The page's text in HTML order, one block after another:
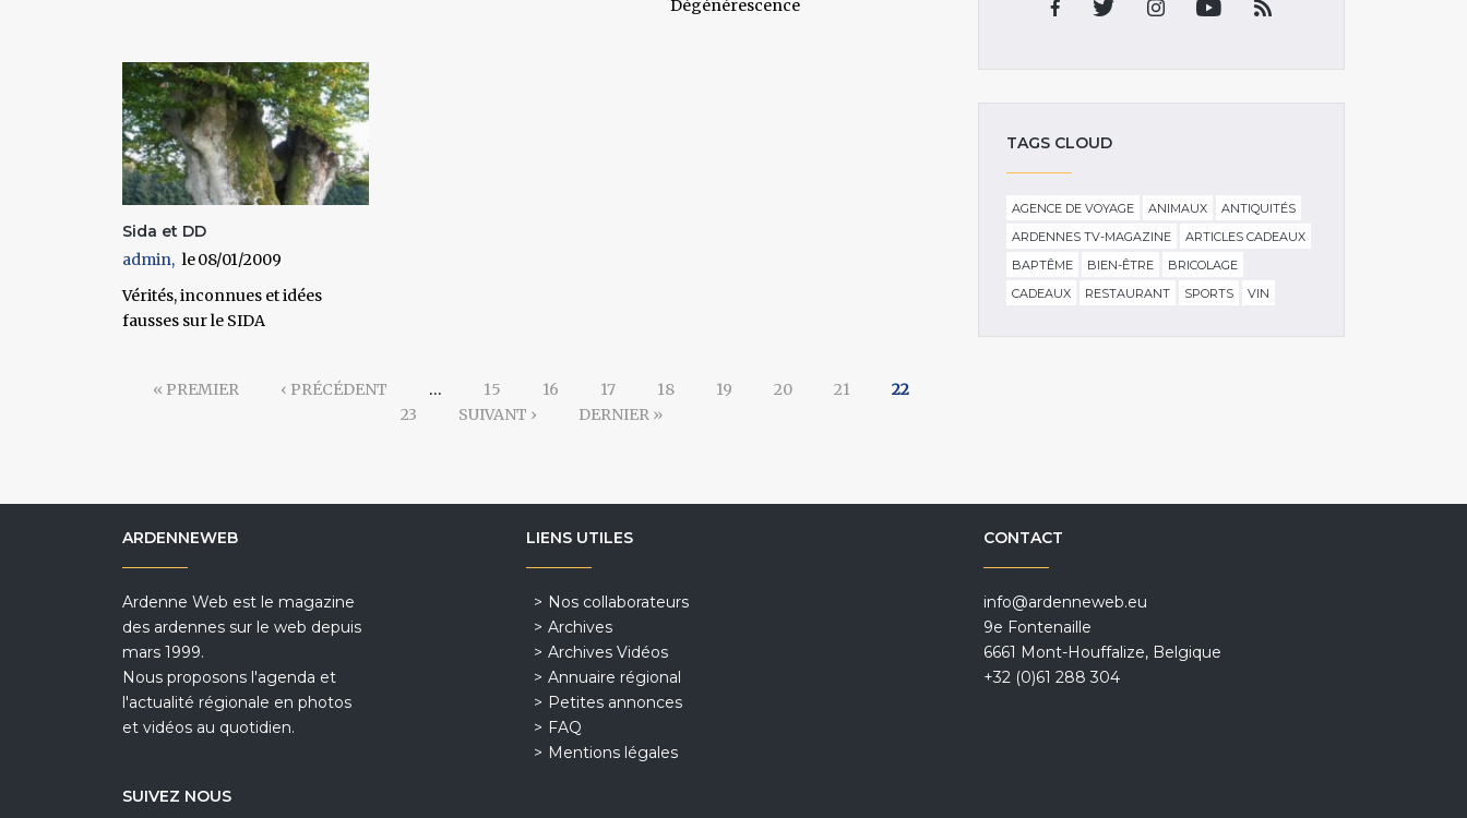
Dégénérescence
Sida et DD
admin
08/01/2009
Vérités, inconnues et idées
fausses sur le SIDA
« PREMIER ‹ PRÉCÉDENT … 15 16 17 18 19 20 21
22
23
SUIVANT › DERNIER »
TAGS CLOUD
AGENCE DE VOYAGE ANIMAUX
ANTIQUITÉS
ARDENNES TV-MAGAZINE
ARTICLES CADEAUX
BAPTÊME
BIEN-ÊTRE
BRICOLAGE
CADEAUX
RESTAURANT SPORTS VIN
ARDENNEWEB
Ardenne Web est le magazine
des ardennes sur le web depuis
mars 1999.
Nous proposons l'agenda et
l'actualité régionale en photos
et vidéos au quotidien.
SUIVEZ NOUS
LIENS UTILES
Nos collaborateurs
Archives
Archives Vidéos
Annuaire régional
Petites annonces
FAQ
Mentions légales
CONTACT
info@ardenneweb.eu
9e Fontenaille
6661 Mont-Houffalize, Belgique
+32 (0)61 288 304